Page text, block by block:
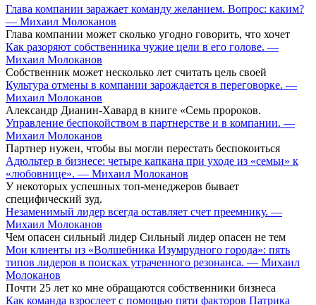
Глава компании заражает команду желанием. Вопрос: каким?
— Михаил Молоканов
Глава компании может сколько угодно говорить, что хочет
Как разоряют собственника чужие цели в его голове. —
Михаил Молоканов
Собственник может несколько лет считать цель своей
Культура отмены в компании зарождается в переговорке. —
Михаил Молоканов
Александр Дианин-Хавард в книге «Семь пророков.
Управление беспокойством в партнерстве и в компании. —
Михаил Молоканов
Партнер нужен, чтобы вы могли перестать беспокоиться
Адюльтер в бизнесе: четыре капкана при уходе из «семьи» к
«любовнице». — Михаил Молоканов
У некоторых успешных топ-менеджеров бывает
специфический зуд.
Незаменимый лидер всегда оставляет счет преемнику. —
Михаил Молоканов
Чем опасен сильный лидер Сильный лидер опасен не тем
Мои клиенты из «Волшебника Изумрудного города»: пять
типов лидеров в поисках утраченного резонанса. — Михаил
Молоканов
Почти 25 лет ко мне обращаются собственники бизнеса
Как команда взрослеет с помощью пяти факторов Патрика